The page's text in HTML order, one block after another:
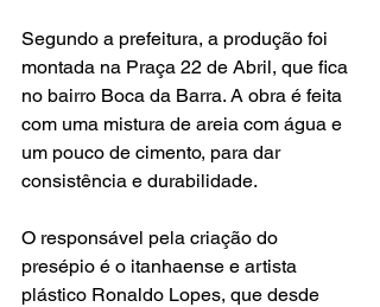
Segundo a prefeitura, a produção foi
montada na Praça 22 de Abril, que fica
no bairro Boca da Barra. A obra é feita
com uma mistura de areia com água e
um pouco de cimento, para dar
consistência e durabilidade.
O responsável pela criação do
presépio é o itanhaense e artista
plástico Ronaldo Lopes, que desde